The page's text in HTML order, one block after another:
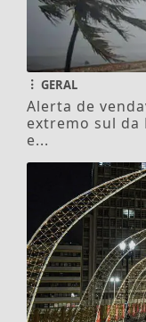
GERAL
Alerta de
extremo sul da
e...